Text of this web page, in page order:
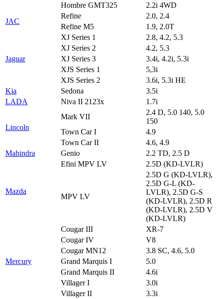
Hombre GMT325
2.2i 4WD
JAC
Refine
2.0, 2.4
Refine M5
1.9, 2.0T
Jaguar
XJ Series 1
2.8, 4.2, 5.3
XJ Series 2
4.2, 5.3
XJ Series 3
3.4i, 4.2i, 5.3i
XJS Series 1
5,3i
XJS Series 2
3.6i, 5.3i HE
Kia
Sedona
3.5i
LADA
Niva II 2123x 1.7i
Lincoln
Mark VII
2.4 D, 5.0 140, 5.0
150
Town Car I
4.9
Town Car II
4.6, 4.9
Mahindra
Genio 2.2 TD, 2.5 D
Mazda
Efini MPV LV 2.5D (KD-LVLR)
MPV LV
2.5D G (KD-LVLR),
2.5D G-L (KD-
LVLR), 2.5D G-S
(KD-LVLR), 2.5D R
(KD-LVLR), 2.5D V
(KD-LVLR)
Mercury
Cougar III
XR-7
Cougar IV
V8
Cougar MN12
3.8 SC, 4.6, 5.0
Grand Marquis I
5.0
Grand Marquis II
4.6i
Villager I
3.0i
Villager II
3.3i